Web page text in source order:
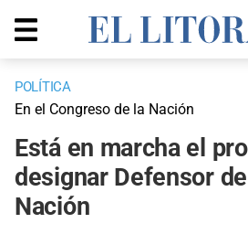
POLÍTICA
En el Congreso de la Nación
Está en marcha el
designar Defensor
Nación